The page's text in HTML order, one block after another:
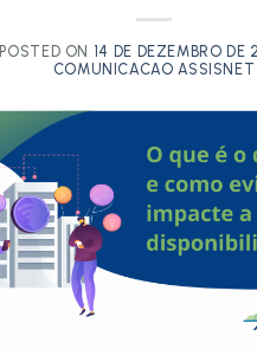
POSTED ON 14 DE DEZEMBRO DE
COMUNICACAO ASSISNET